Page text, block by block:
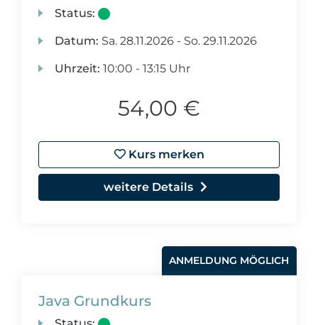
Status:
Datum: Sa. 28.11.2026 - So. 29.11.2026
Uhrzeit: 10:00 - 13:15 Uhr
54,00 €
Kurs merken
weitere Details
ANMELDUNG MÖGLICH
Java Grundkurs